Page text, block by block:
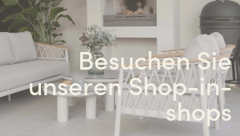
Besuchen Sie
unseren Shop-in-
shops